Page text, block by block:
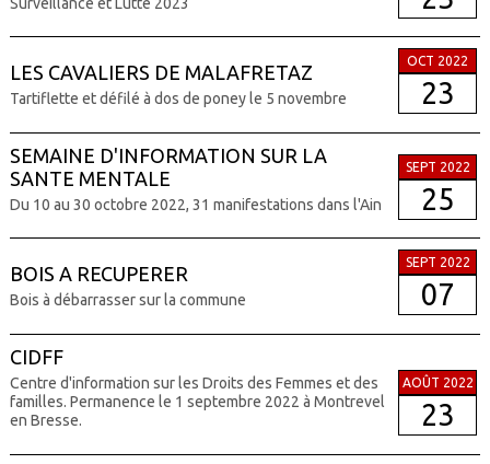
LES CAVALIERS DE MALAFRETAZ
Tartiflette et défilé à dos de poney le 5 novembre
OCT 2022
23
SEMAINE D'INFORMATION SUR LA
SANTE MENTALE
Du 10 au 30 octobre 2022, 31 manifestations dans l'Ain
SEPT 2022
25
BOIS A RECUPERER
Bois à débarrasser sur la commune
SEPT 2022
07
CIDFF
Centre d'information sur les Droits des Femmes et des
familles. Permanence le 1 septembre 2022 à Montrevel
en Bresse.
AOÛT 2022
23